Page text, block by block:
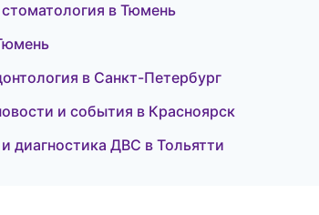
в Тюмень
в Санкт-Петербург
и события в Красноярск
диагностика ДВС в Тольятти